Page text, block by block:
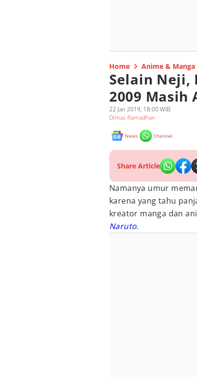
Home Anime & Manga
Selain Neji,
2009 Masih
22 Jan 2019, 18:00 WIB
Dimas Ramadhan
News Channel
Share Article
Namanya umur
karena yang tahu
kreator manga dan
Naruto.